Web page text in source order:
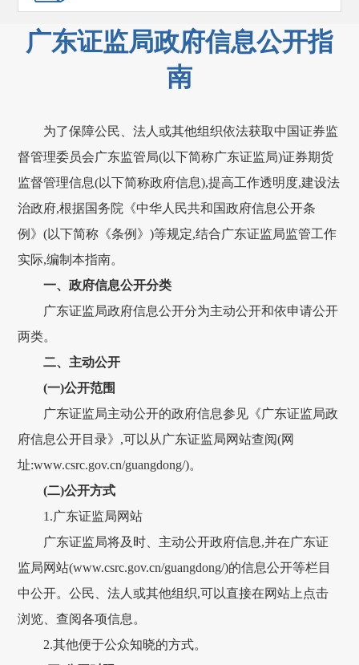
广东证监局政府信息公开指
南
为了保障公民、法人或其他组织依法获取中国证券监
督管理委员会广东监管局(以下简称广东证监局)证券期货
监督管理信息(以下简称政府信息),提高工作透明度,建设法
治政府,根据国务院《中华人民共和国政府信息公开条
例》(以下简称《条例》)等规定,结合广东证监局监管工作
实际,编制本指南。
一、政府信息公开分类
广东证监局政府信息公开分为主动公开和依申请公开
两类。
二、主动公开
(一)公开范围
广东证监局主动公开的政府信息参见《广东证监局政
府信息公开目录》,可以从广东证监局网站查阅(网
址:www.csrc.gov.cn/guangdong/)。
(二)公开方式
1.广东证监局网站
广东证监局将及时、主动公开政府信息,并在广东证
监局网站(www.csrc.gov.cn/guangdong/)的信息公开等栏目
中公开。公民、法人或其他组织,可以直接在网站上点击
浏览、查阅各项信息。
2.其他便于公众知晓的方式。